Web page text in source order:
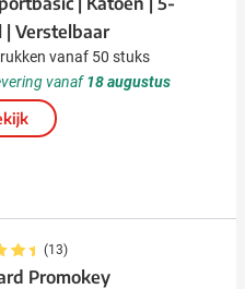
| Verstelbaar
vanaf 50 stuks
vanaf18 augustus
(13)
Promokey